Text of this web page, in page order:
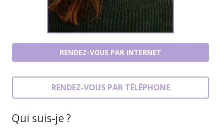
RENDEZ-VOUS PAR INTERNET
RENDEZ-VOUS PAR TÉLÉPHONE
Qui suis-je ?